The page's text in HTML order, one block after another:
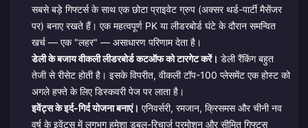
सबसे बड़े गिफ्टर्स के साथ एक छोटा प्राइवेट ग्रुप (अक्सर थर्ड-पार्टी मैसेंजर
पर) बनाए रखते हैं। एक महत्वपूर्ण PK या लीडरबोर्ड घंटे के दौरान समन्वित
खर्च — एक "लहर" — असाधारण परिणाम देता है।
डेली के बजाय वीकली लीडरबोर्ड कटऑफ को टारगेट करें। डेली रैंकिंग बहुत
तेजी से रीसेट होती है। इसके विपरीत, वीकली टॉप-100 प्लेसमेंट एक होस्ट को
अगले हफ्ते के लिए डिस्कवरी पेज पर लाता है।
इवेंट्स के इर्द-गिर्द योजना बनाएं। एनिवर्सरी, रमजान, क्रिसमस और चीनी नव
वर्ष के इवेंट्स में लगभग हमेशा डबल-रिचार्ज प्रमोशन और सीमित गिफ्ट्स